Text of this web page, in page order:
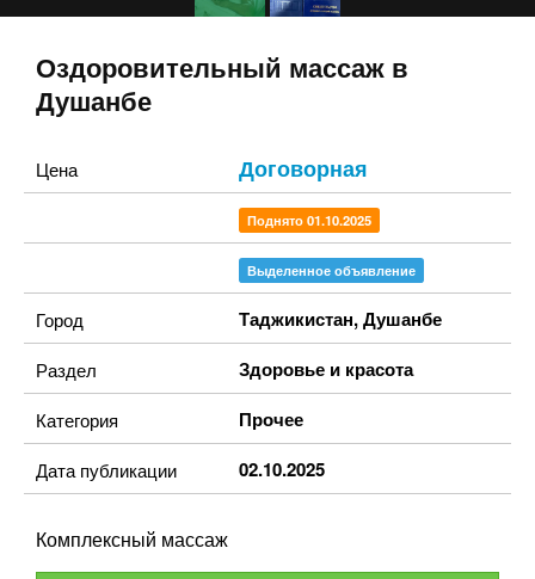
Оздоровительный массаж в
Душанбе
Цена Договорная
Поднято 01.10.2025
Выделенное объявление
Город Таджикистан,Душанбе
Раздел Здоровье и красота
Категория Прочее
Дата публикации 02.10.2025
Комплексный массаж